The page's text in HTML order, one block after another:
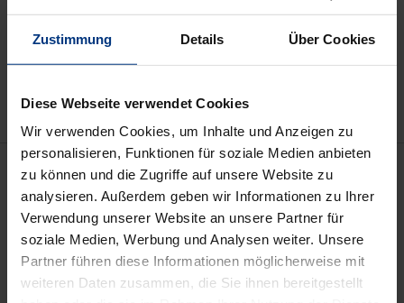
Zustimmung Details Über Cookies
Diese Webseite verwendet Cookies
Wir verwenden Cookies, um Inhalte und Anzeigen zu
personalisieren, Funktionen für soziale Medien anbieten
zu können und die Zugriffe auf unsere Website zu
analysieren. Außerdem geben wir Informationen zu Ihrer
Verwendung unserer Website an unsere Partner für
soziale Medien, Werbung und Analysen weiter. Unsere
Partner führen diese Informationen möglicherweise mit
weiteren Daten zusammen, die Sie ihnen bereitgestellt
In den Warenkorb
Zur Wunschliste hinzufügen
Beschreibung
Sprache konstituiert die Arena der politischen
Auseinandersetzung und ist deswegen selbst
Gegenstand des politischen Kampfs. Welche
Sprache aber sprechen Populisten? Ihr attestiert die